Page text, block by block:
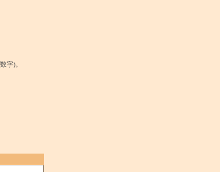
字)。